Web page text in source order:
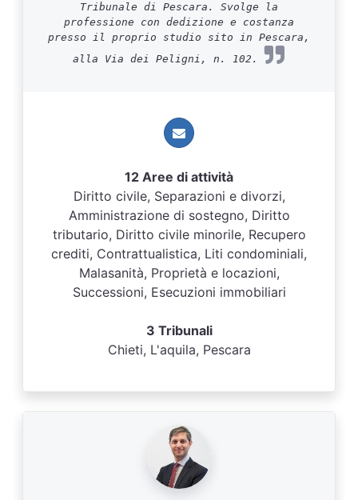
Tribunale di Pescara. Svolge la
professione con dedizione e costanza
presso il proprio studio sito in Pescara,
alla Via dei Peligni, n. 102.
12 Aree di attività
Diritto civile, Separazioni e divorzi,
Amministrazione di sostegno, Diritto
tributario, Diritto civile minorile, Recupero
crediti, Contrattualistica, Liti condominiali,
Malasanità, Proprietà e locazioni,
Successioni, Esecuzioni immobiliari
3 Tribunali
Chieti, L'aquila, Pescara